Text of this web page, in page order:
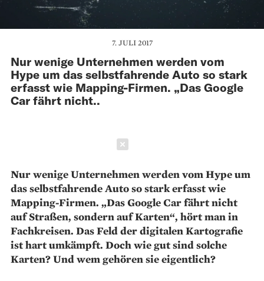
7. JULI 2017
Nur wenige Unternehmen werden vom
Hype um das selbstfahrende Auto so stark
erfasst wie Mapping-Firmen. „Das Google
Car fährt nicht..
Nur wenige Unternehmen werden vom Hype um
das selbstfahrende Auto so stark erfasst wie
Mapping-Firmen. „Das Google Car fährt nicht
auf Straßen, sondern auf Karten“, hört man in
Fachkreisen. Das Feld der digitalen Kartografie
ist hart umkämpft. Doch wie gut sind solche
Karten? Und wem gehören sie eigentlich?